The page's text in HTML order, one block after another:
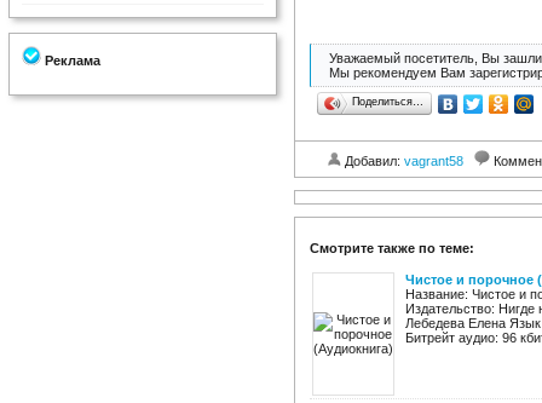
Реклама
Уважаемый посетитель, Вы зашли
Мы рекомендуем Вам
Поделиться…
Добавил: vagrant58
Смотрите также по теме:
Чистое и порочное
Название: Чистое и
Издательство: Нигде
Лебедева Елена
Битрейт аудио: 96